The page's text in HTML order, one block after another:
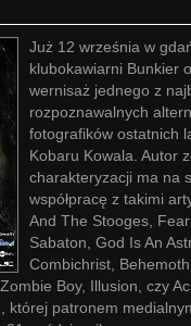
Już 12 września w
klubokawiarni Bunkier
wernisaż jednego z
rozpoznawalnych
fotografików ostatnich
Kobaru Kowala. Autor
charakteryzacji ma na
współpracę z takimi
And The Stooges, Fear
Sabaton, God Is An
Combichrist,
Boy, Illusion, czy
której patronem